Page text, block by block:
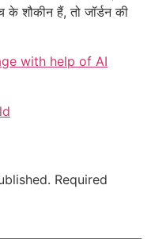
के शौकीन हैं, तो जॉर्डन की
with help of AI
Required